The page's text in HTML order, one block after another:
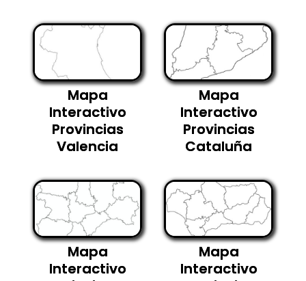
Mapa
Interactivo
Provincias
Valencia
Mapa
Interactivo
Provincias
Cataluña
Mapa
Interactivo
Mapa
Interactivo